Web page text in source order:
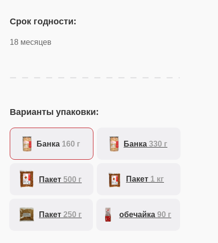
Банка 330 г
Пакет 1 кг
обечайка 90 г
Пакет 250 г
Срок годности:
18 месяцев
Банка 160 г
Варианты упаковки:
Пакет 500 г